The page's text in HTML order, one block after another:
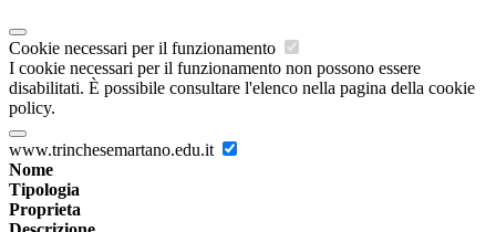
Cookie necessari per il funzionamento
I cookie necessari per il funzionamento non possono essere
disabilitati. È possibile consultare l'elenco nella pagina della cookie
policy.
www.trinchesemartano.edu.it
Nome
Tipologia
Proprieta